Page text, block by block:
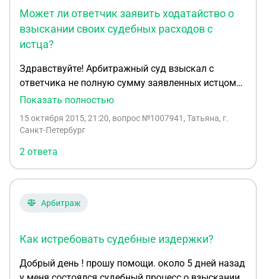
Может ли ответчик заявить ходатайство о
взыскании своих судебных расходов с
истца?
Здравствуйте! Арбитражный суд взыскал с
ответчика не полную сумму заявленных истцом
требований. Считается ли это решение в пользу
заявить ходатайство о взыскании своих судебных
Показать полностью
15 октября 2015, 21:20, вопрос №1007941, Татьяна, г.
Санкт-Петербург
2 ответа
Арбитраж
Как истребовать судебные издержки?
Добрый день ! прошу помощи. около 5 дней назад